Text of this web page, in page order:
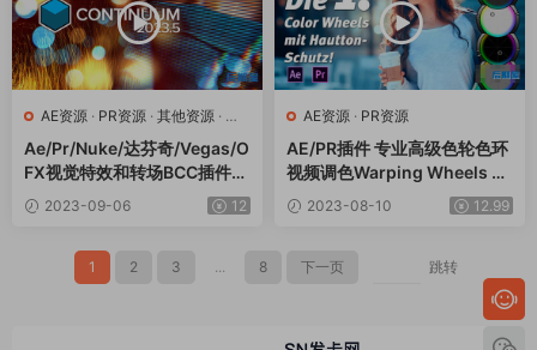
AE资源 · PR资源 · 其他资源 · 达
芬奇资源
Ae/Pr/Nuke/达芬奇/Vegas/O
FX视觉特效和转场BCC插件C
ontinuum 2023 v16.5.2 Win
2023-09-06 12
AE资源 · PR资源
AE/PR插件 专业高级色轮色环
视频调色Warping Wheels v
3.1.0 Win
2023-08-10 12.99
1 2 3 ... 8 下一页 跳转